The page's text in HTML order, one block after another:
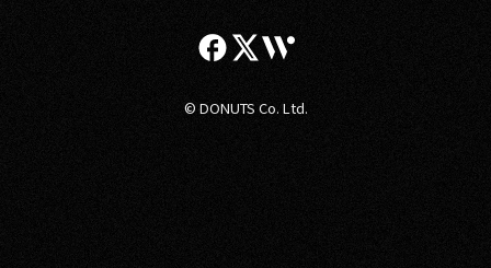
© DONUTS Co. Ltd.